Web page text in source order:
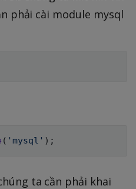
phải cài module mysql
( 'mysql' ) ;
ta cần phải khai